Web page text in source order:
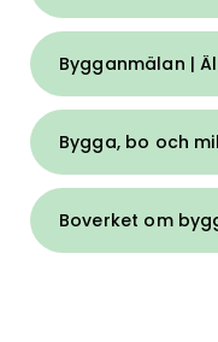
Bygganmälan |
Bygga, bo och
Boverket om